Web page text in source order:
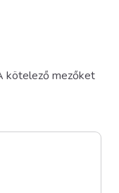
kötelező mezőket